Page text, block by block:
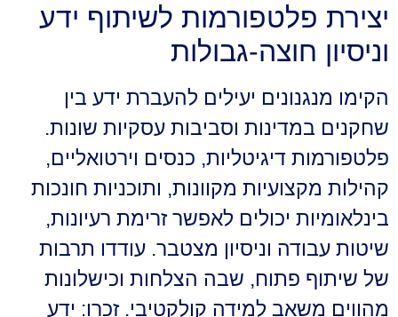
יצירת פלטפורמות לשיתוף ידע
וניסיון חוצה-גבולות
הקימו מנגנונים יעילים להעברת ידע בין
שחקנים במדינות וסביבות עסקיות שונות.
פלטפורמות דיגיטליות, כנסים וירטואליים,
קהילות מקצועיות מקוונות, ותוכניות חונכות
בינלאומיות יכולים לאפשר זרימת רעיונות,
שיטות עבודה וניסיון מצטבר. עודדו תרבות
של שיתוף פתוח, שבה הצלחות וכישלונות
מהווים משאב למידה קולקטיבי. זכרו: ידע